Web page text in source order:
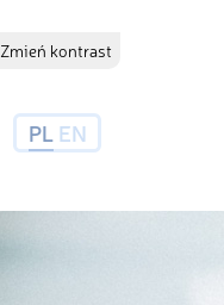
Zmień kontrast
PL EN